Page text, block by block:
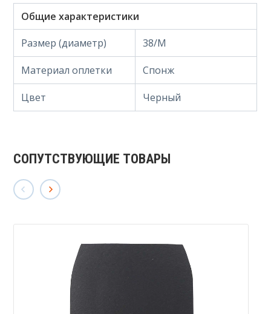
Общие характеристики
Размер (диаметр)
38/M
Материал оплетки Спонж
Цвет Черный
СОПУТСТВУЮЩИЕ ТОВАРЫ